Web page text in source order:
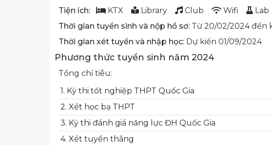
Tiện ích:
KTX Library Club Wifi
Lab
Thời gian tuyển sinh và nộp hồ sơ: Từ 20/02/2024 đến
Thời gian xét tuyển và nhập học: Dự kiến 01/09/2024
Phương thức tuyển sinh năm 2024
Tổng chỉ tiêu:
1. Kỳ thi tốt nghiệp THPT Quốc Gia
2. Xét học bạ THPT
3. Kỳ thi đánh giá năng lực ĐH Quốc Gia
4. Xét tuyển thẳng